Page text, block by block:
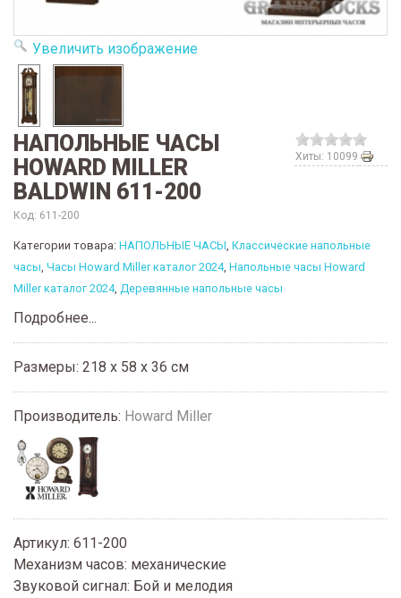
Увеличить изображение
Хиты: 10099
НАПОЛЬНЫЕ ЧАСЫ
HOWARD MILLER
BALDWIN 611-200
Код: 611-200
Категории товара: НАПОЛЬНЫЕ ЧАСЫ, Классические напольные
часы, Часы Howard Miller каталог 2024, Напольные часы Howard
Miller каталог 2024, Деревянные напольные часы
Подробнее...
Размеры: 218 x 58 x 36 см
Производитель: Howard Miller
Артикул: 611-200
Механизм часов: механические
Звуковой сигнал: Бой и мелодия